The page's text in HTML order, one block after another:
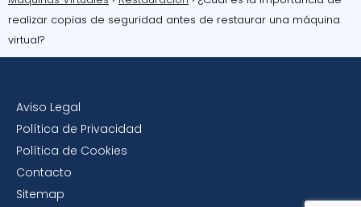
realizar copias de seguridad antes de restaurar una máquina
virtual?
Aviso Legal
Política de Privacidad
Política de Cookies
Contacto
Sitemap